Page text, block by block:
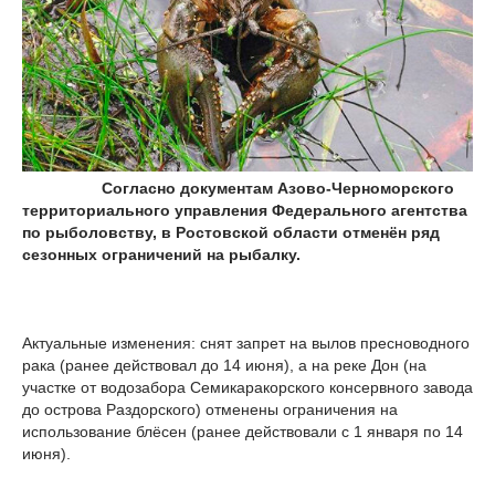
Согласно документам Азово‑Черноморского
территориального управления Федерального агентства
по рыболовству, в Ростовской области отменён ряд
сезонных ограничений на рыбалку.
Актуальные изменения: снят запрет на вылов пресноводного
рака (ранее действовал до 14 июня), а на реке Дон (на
участке от водозабора Семикаракорского консервного завода
до острова Раздорского) отменены ограничения на
использование блёсен (ранее действовали с 1 января по 14
июня).